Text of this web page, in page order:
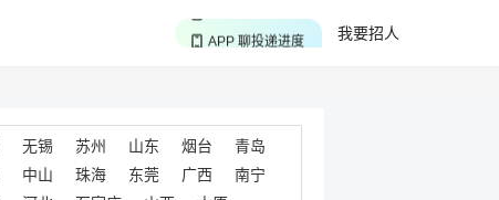
我要招人
APP 聊投递进度
无锡 苏州 山东 烟台
青岛
中山 珠海 东莞 广西
南宁